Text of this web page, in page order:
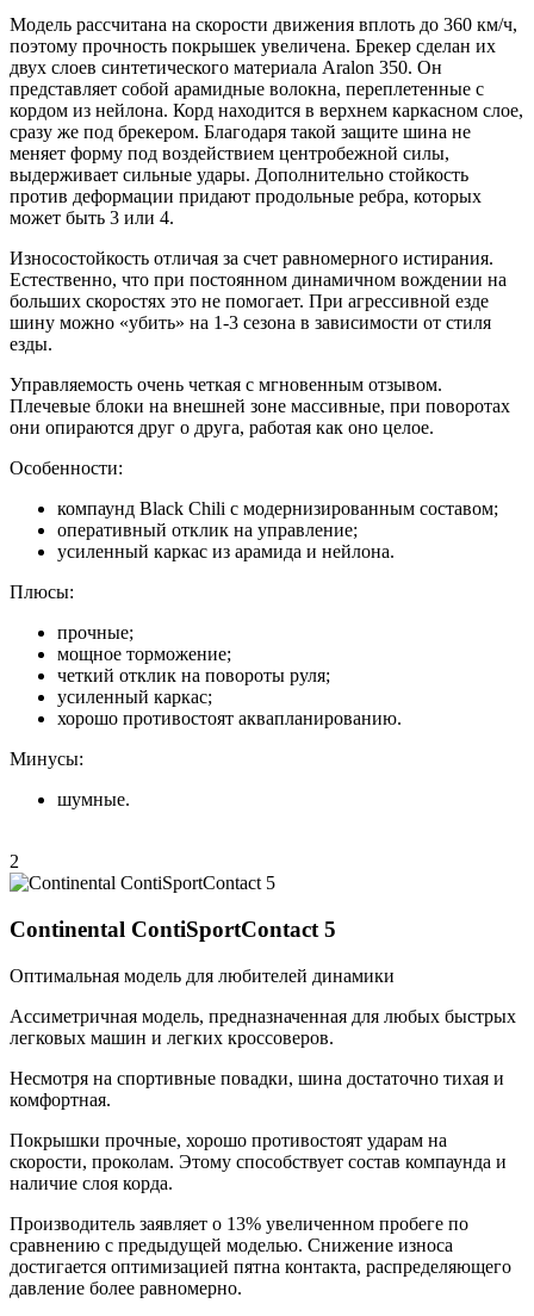
Модель рассчитана на скорости движения вплоть до 360 км/ч,
поэтому прочность покрышек увеличена. Брекер сделан их
двух слоев синтетического материала Aralon 350. Он
представляет собой арамидные волокна, переплетенные с
кордом из нейлона. Корд находится в верхнем каркасном слое,
сразу же под брекером. Благодаря такой защите шина не
меняет форму под воздействием центробежной силы,
выдерживает сильные удары. Дополнительно стойкость
против деформации придают продольные ребра, которых
может быть 3 или 4.
Износостойкость отличая за счет равномерного истирания.
Естественно, что при постоянном динамичном вождении на
больших скоростях это не помогает. При агрессивной езде
шину можно «убить» на 1-3 сезона в зависимости от стиля
езды.
Управляемость очень четкая с мгновенным отзывом.
Плечевые блоки на внешней зоне массивные, при поворотах
они опираются друг о друга, работая как оно целое.
Особенности:
компаунд Black Chili с модернизированным составом;
оперативный отклик на управление;
усиленный каркас из арамида и нейлона.
Плюсы:
прочные;
мощное торможение;
четкий отклик на повороты руля;
усиленный каркас;
хорошо противостоят аквапланированию.
Минусы:
шумные.
2
Continental ContiSportContact 5
Оптимальная модель для любителей динамики
Ассиметричная модель, предназначенная для любых быстрых
легковых машин и легких кроссоверов.
Несмотря на спортивные повадки, шина достаточно тихая и
комфортная.
Покрышки прочные, хорошо противостоят ударам на
скорости, проколам. Этому способствует состав компаунда и
наличие слоя корда.
Производитель заявляет о 13% увеличенном пробеге по
сравнению с предыдущей моделью. Снижение износа
достигается оптимизацией пятна контакта, распределяющего
давление более равномерно.